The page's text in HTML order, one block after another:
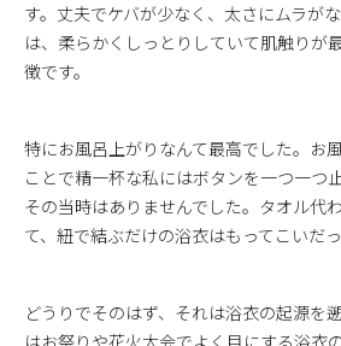
す。丈夫でケバが少なく、太さにムラが
は、柔らかくしっとりしていて肌触りが
徴です。
特にお風呂上がりなんて最高でした。お
ことで精一杯な私にはボタンを一つ一つ
その当時はありませんでした。タオル代
て、紐で結ぶだけの浴衣はもってこいだっ
どうりでそのはず、それは浴衣の起源を